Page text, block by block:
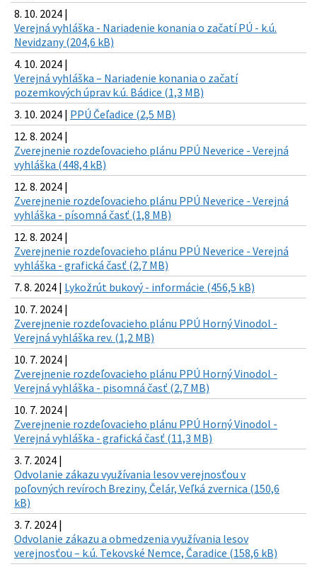
8. 10. 2024 |
Verejná vyhláška - Nariadenie konania o začatí PÚ - k.ú.
Nevidzany (204,6 kB)
4. 10. 2024 |
Verejná vyhláška – Nariadenie konania o začatí
pozemkových úprav k.ú. Bádice (1,3 MB)
3. 10. 2024 | PPÚ Čeľadice (2,5 MB)
12. 8. 2024 |
Zverejnenie rozdeľovacieho plánu PPÚ Neverice - Verejná
vyhláška (448,4 kB)
12. 8. 2024 |
Zverejnenie rozdeľovacieho plánu PPÚ Neverice - Verejná
vyhláška - písomná časť (1,8 MB)
12. 8. 2024 |
Zverejnenie rozdeľovacieho plánu PPÚ Neverice - Verejná
vyhláška - grafická časť (2,7 MB)
7. 8. 2024 | Lykožrút bukový - informácie (456,5 kB)
10. 7. 2024 |
Zverejnenie rozdeľovacieho plánu PPÚ Horný Vinodol -
Verejná vyhláška rev. (1,2 MB)
10. 7. 2024 |
Zverejnenie rozdeľovacieho plánu PPÚ Horný Vinodol -
Verejná vyhláška - pisomná časť (2,7 MB)
10. 7. 2024 |
Zverejnenie rozdeľovacieho plánu PPÚ Horný Vinodol -
Verejná vyhláška - grafická časť (11,3 MB)
3. 7. 2024 |
Odvolanie zákazu využívania lesov verejnosťou v
poľovných revíroch Breziny, Čelár, Veľká zvernica (150,6
kB)
3. 7. 2024 |
Odvolanie zákazu a obmedzenia využívania lesov
verejnosťou – k.ú. Tekovské Nemce, Čaradice (158,6 kB)